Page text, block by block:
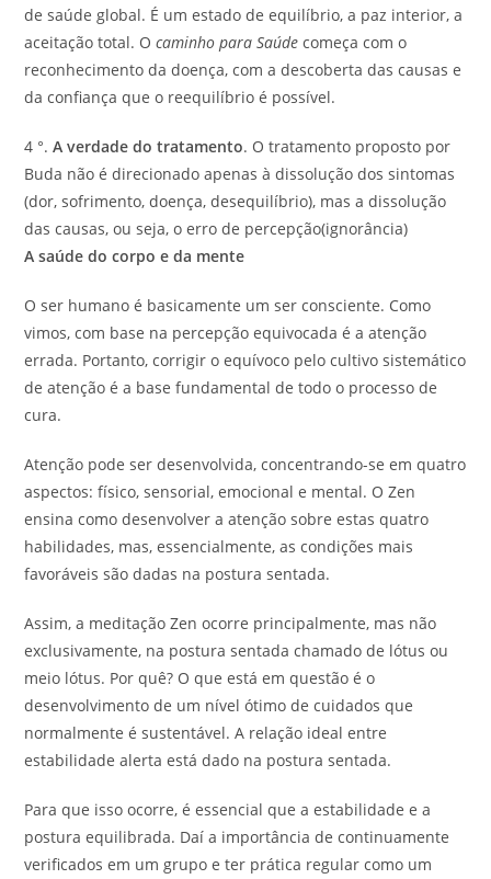
de saúde global. É um estado de equilíbrio, a paz interior, a
aceitação total. Ocaminho para Saúde começa com o
reconhecimento da doença, com a descoberta das causas e
da confiança que o reequilíbrio é possível.
4 °.A verdade do tratamento. O tratamento proposto por
Buda não é direcionado apenas à dissolução dos sintomas
(dor, sofrimento, doença, desequilíbrio), mas a dissolução
das causas, ou seja, o erro de percepção(ignorância)
A saúde do corpo e da mente
O ser humano é basicamente um ser consciente. Como
vimos, com base na percepção equivocada é a atenção
errada. Portanto, corrigir o equívoco pelo cultivo sistemático
de atenção é a base fundamental de todo o processo de
cura.
Atenção pode ser desenvolvida, concentrando-se em quatro
aspectos: físico, sensorial, emocional e mental. O Zen
ensina como desenvolver a atenção sobre estas quatro
habilidades, mas, essencialmente, as condições mais
favoráveis são dadas na postura sentada.
Assim, a meditação Zen ocorre principalmente, mas não
exclusivamente, na postura sentada chamado de lótus ou
meio lótus. Por quê? O que está em questão é o
desenvolvimento de um nível ótimo de cuidados que
normalmente é sustentável. A relação ideal entre
estabilidade alerta está dado na postura sentada.
Para que isso ocorre, é essencial que a estabilidade e a
postura equilibrada. Daí a importância de continuamente
verificados em um grupo e ter prática regular como um